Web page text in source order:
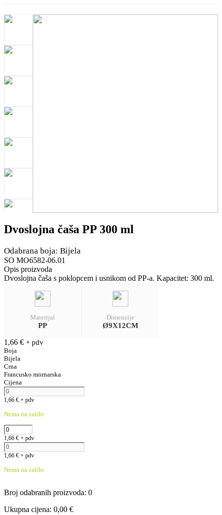
Dvoslojna čaša PP 300 ml
Odabrana boja: Bijela
SO MO6582-06.01
Opis proizvoda
Dvoslojna čaša s poklopcem i usnikom od PP-a. Kapacitet: 300 ml.
Materijal
PP
Dimenzije
Ø9X12CM
1,66 € + pdv
Boja
Bijela
Crna
Francusko mornarska
Cijena
1,66 € + pdv
Nema na zalihi
1,66 € + pdv
1,66 € + pdv
Nema na zalihi
Broj odabranih proizvoda: 0
Ukupna cijena: 0,00 €